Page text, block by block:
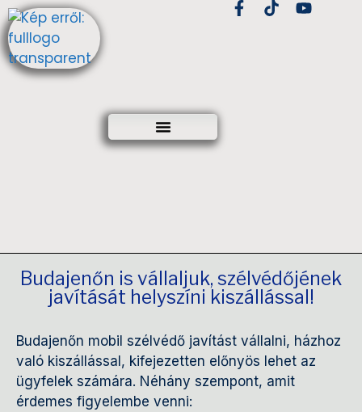
Budajenőn is vállaljuk, szélvédőjének
javítását helyszíni kiszállással!
Budajenőn mobil szélvédő javítást vállalni, házhoz
való kiszállással, kifejezetten előnyös lehet az
ügyfelek számára. Néhány szempont, amit
érdemes figyelembe venni: